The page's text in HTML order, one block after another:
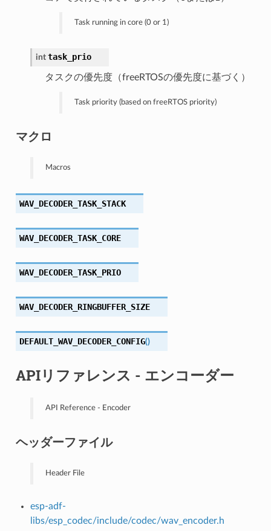
Task running in core (0 or 1)
int task_prio
タスクの優先度（freeRTOSの優先度に基づく）
Task priority (based on freeRTOS priority)
マクロ
Macros
WAV_DECODER_TASK_STACK
WAV_DECODER_TASK_CORE
WAV_DECODER_TASK_PRIO
WAV_DECODER_RINGBUFFER_SIZE
DEFAULT_WAV_DECODER_CONFIG()
APIリファレンス - エンコーダー
API Reference - Encoder
ヘッダーファイル
Header File
esp-adf-
libs/esp_codec/include/codec/wav_encoder.h